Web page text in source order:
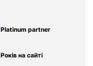
Platinum partner
Років на сайті